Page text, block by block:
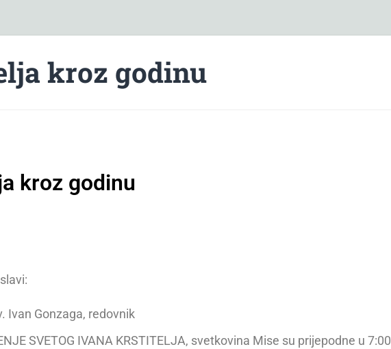
kroz godinu
kroz godinu
Ivan Gonzaga, redovnik
SVETOG IVANA KRSTITELJA, svetkovina Mise su prijepodne u